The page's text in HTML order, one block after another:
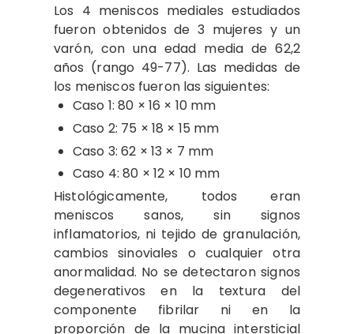
Los 4 meniscos mediales estudiados
fueron obtenidos de 3 mujeres y un
varón, con una edad media de 62,2
años (rango 49-77). Las medidas de
los meniscos fueron las siguientes:
Caso 1: 80 × 16 × 10 mm
Caso 2: 75 × 18 × 15 mm
Caso 3: 62 × 13 × 7 mm
Caso 4: 80 × 12 × 10 mm
Histológicamente, todos eran
meniscos sanos, sin signos
inflamatorios, ni tejido de granulación,
cambios sinoviales o cualquier otra
anormalidad. No se detectaron signos
degenerativos en la textura del
componente fibrilar ni en la
proporción de la mucina intersticial